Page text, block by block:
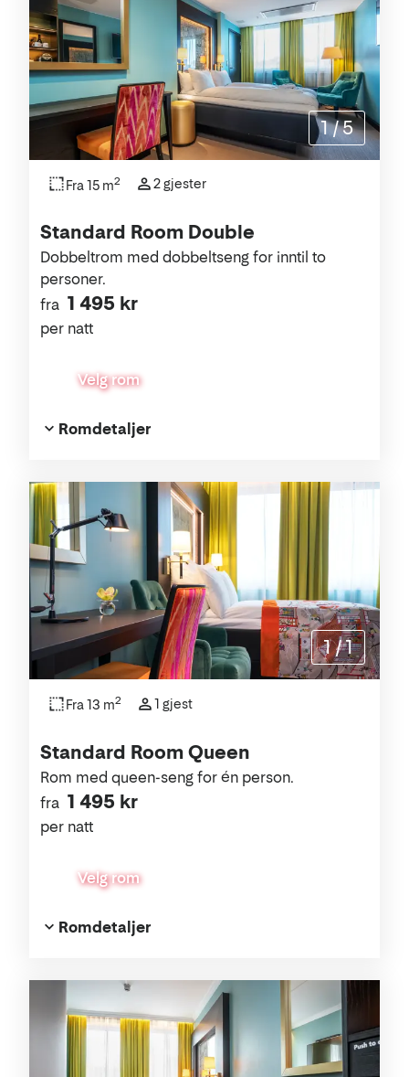
Standard Room Double
fra 1 495 kr
per natt
Dobbeltrom med dobbeltseng for inntil to
personer.
Velg rom
Fra 15 m2 2 gjester
Romdetaljer
1 /5
Standard Room Queen
fra 1 495 kr
per natt
Rom med queen-seng for én person.
Velg rom
Fra 13 m2 1 gjest
Romdetaljer
1 /1